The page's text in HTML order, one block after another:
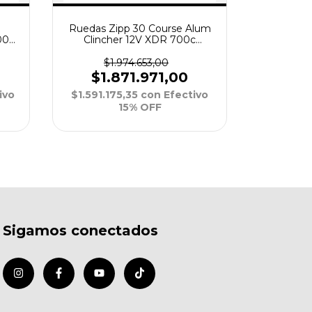
Ruedas Zipp 30 Course Alum
Clincher 12V XDR 700c
$1.974.653,00
$1.871.971,00
$1.591.175,35 con Efectivo
15% OFF
Sigamos conectados